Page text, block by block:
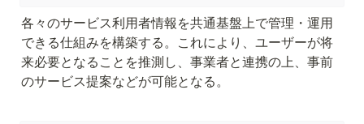
各々のサービス利用者情報を共通基盤上で管理・運用
できる仕組みを構築する。これにより、ユーザーが将
来必要となることを推測し、事業者と連携の上、事前
のサービス提案などが可能となる。